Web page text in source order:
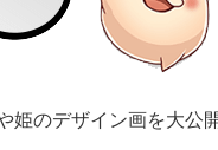
姫のデザイン画を大公